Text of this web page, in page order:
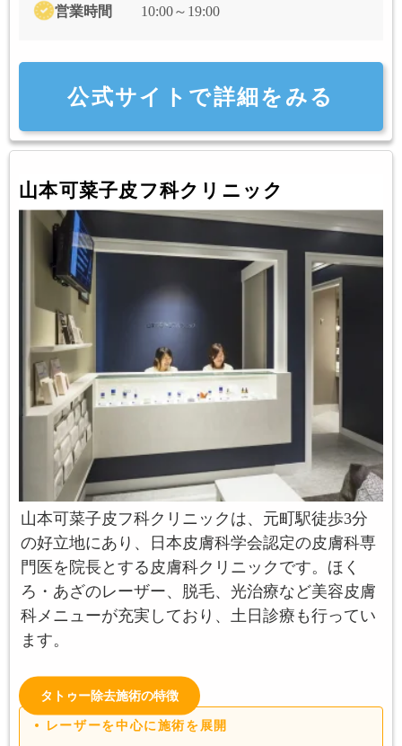
営業時間
10:00～19:00
公式サイトで詳細をみる
山本可菜子皮フ科クリニック
山本可菜子皮フ科クリニックは、元町駅徒歩3分
の好立地にあり、日本皮膚科学会認定の皮膚科専
門医を院長とする皮膚科クリニックです。ほく
ろ・あざのレーザー、脱毛、光治療など美容皮膚
科メニューが充実しており、土日診療も行ってい
ます。
タトゥー除去施術の特徴
レーザーを中心に施術を展開